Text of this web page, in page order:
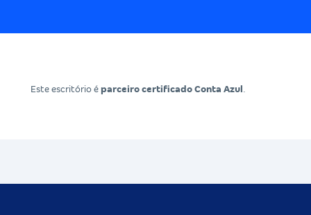
Este escritório é parceiro certificado Conta Azul .